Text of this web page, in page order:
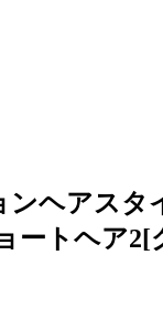
ンヘアスタ
ートヘア2[